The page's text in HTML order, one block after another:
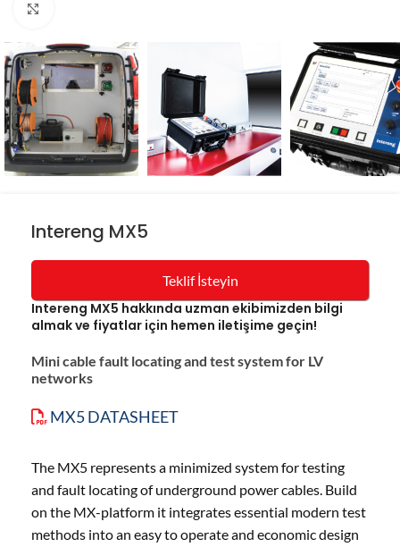
Intereng MX5
Teklif İsteyin
Intereng MX5 hakkında uzman ekibimizden bilgi
almak ve fiyatlar için hemen iletişime geçin!
Mini cable fault locating and test system for LV
networks
MX5 DATASHEET
The MX5 represents a minimized system for testing
and fault locating of underground power cables. Build
on the MX-platform it integrates essential modern test
methods into an easy to operate and economic design